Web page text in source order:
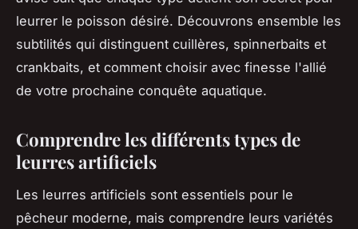
leurrer le poisson désiré. Découvrons ensemble les
subtilités qui distinguent cuillères, spinnerbaits et
crankbaits, et comment choisir avec finesse l'allié
de votre prochaine conquête aquatique.
Comprendre les différents types de
leurres artificiels
Les leurres artificiels sont essentiels pour le
pêcheur moderne, mais comprendre leurs variétés